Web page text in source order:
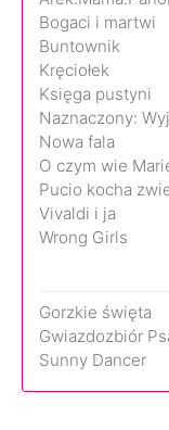
Bogaci i martwi
Buntownik
Kręciołek
Księga pustyni
Naznaczony:
Nowa fala
O czym wie
Pucio kocha
Vivaldi i ja
Wrong Girls
Gorzkie święta
Gwiazdozbiór
Sunny Dancer